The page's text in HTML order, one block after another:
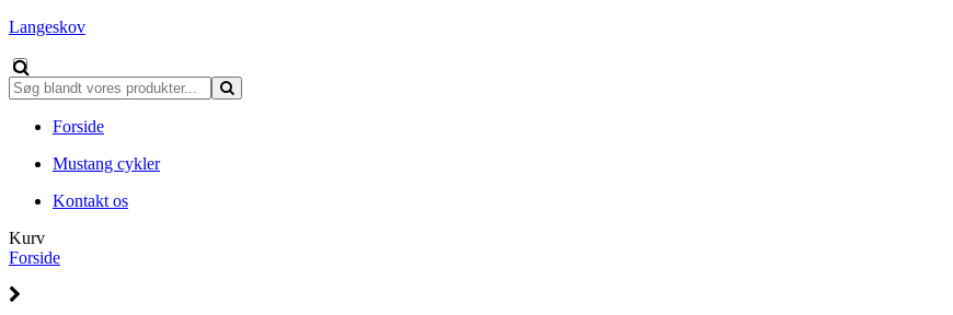
Langeskov
Forside
Mustang cykler
Kontakt os
Kurv
Forside